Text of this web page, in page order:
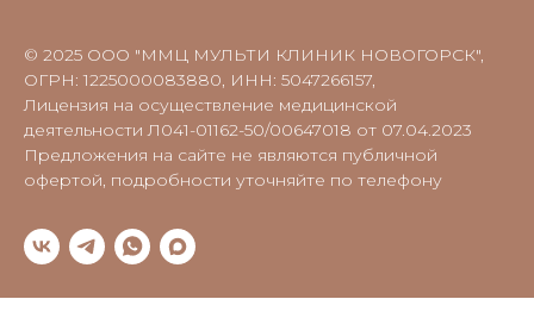
© 2025 ООО "ММЦ МУЛЬТИ КЛИНИК НОВОГОРСК",
ОГРН: 1225000083880, ИНН: 5047266157,
Лицензия на осуществление медицинской
деятельности Л041-01162-50/00647018 от 07.04.2023
Предложения на сайте не являются публичной
офертой, подробности уточняйте по телефону